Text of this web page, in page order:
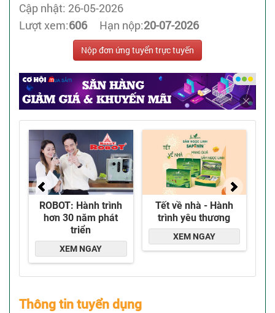
Cập nhật: 26-05-2026
Lượt xem:606 Hạn nộp:20-07-2026
Nộp đơn ứng tuyển trực tuyến
Thông tin tuyển dụng